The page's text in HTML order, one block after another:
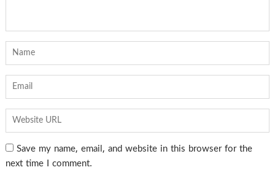
Save my name, email, and website in this browser for the
next time I comment.